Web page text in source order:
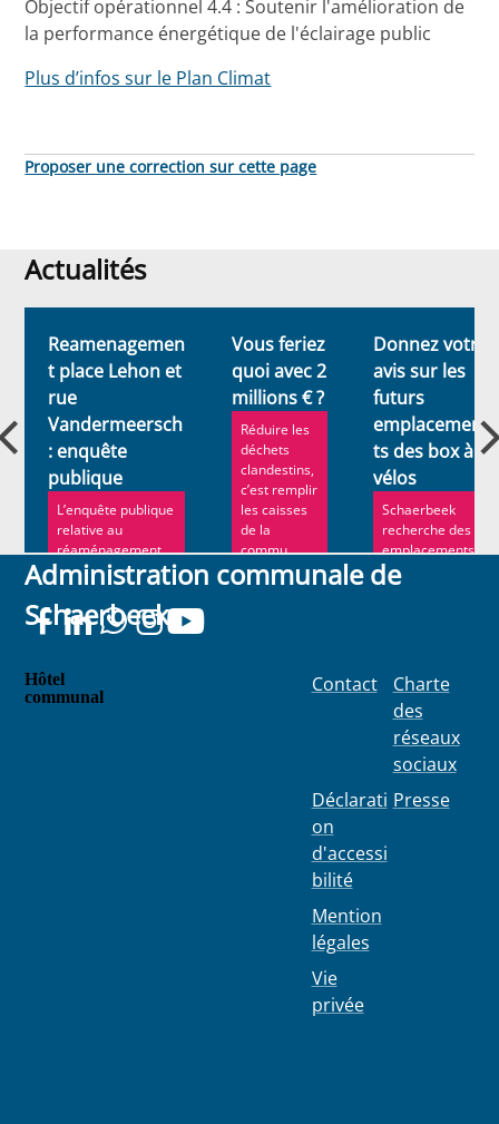
Objectif opérationnel 4.4 : Soutenir l'amélioration de
la performance énergétique de l'éclairage public
Plus d’infos sur le Plan Climat
Proposer une correction sur cette page
Actualités
Actualités
Reamenagemen
t place Lehon et
rue
Vandermeersch
: enquête
publique
L’enquête publique
relative au
réaménagement
de la place Lehon
et de l...
Vous feriez
quoi avec 2
millions € ?
Réduire les
déchets
clandestins,
c’est remplir
les caisses
de la
commu...
Donnez votre
avis sur les
futurs
emplacemen
ts des box à
vélos
Schaerbeek
recherche des
emplacements
pour y installer
de nouveaux
Administration communale de
Schaerbeek
Hôtel
communal
Contact
Déclarati
on
d'accessi
bilité
Mention
légales
Vie
privée
Charte
des
réseaux
sociaux
Presse